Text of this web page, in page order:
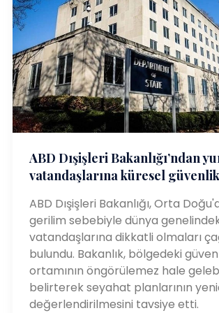
ABD Dışişleri Bakanlığı’ndan
vatandaşlarına küresel güvenlik
ABD Dışişleri Bakanlığı, Orta
gerilim sebebiyle dünya
vatandaşlarına dikkatli olmaları
bulundu. Bakanlık, bölgedeki
ortamının öngörülemez hale
belirterek seyahat planlarının
değerlendirilmesini tavsiye etti.